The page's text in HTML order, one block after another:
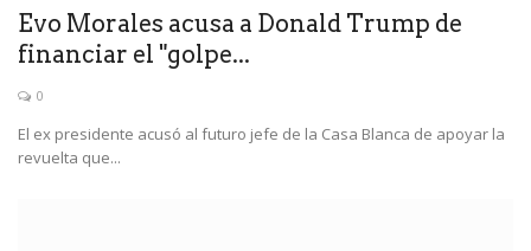
Evo Morales acusa a Donald Trump de
financiar el "golpe...
0
El ex presidente acusó al futuro jefe de la Casa Blanca de apoyar la
revuelta que...